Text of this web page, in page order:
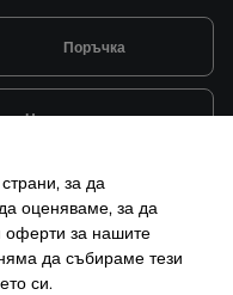
Поръчка
Начини на плащане
Монтаж и поддръжка
за да
оценяваме, за да
за нашите
да събираме тези
си.